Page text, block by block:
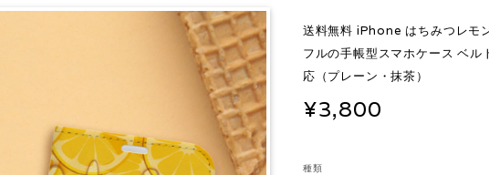
送料無料 iPhone はちみつレモ
フルの手帳型スマホケース ベル
応（プレーン・抹茶）
¥3,800
種類